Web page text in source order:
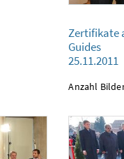
25.11.2011
Zertifikate
Guides
25.11.2011
Anzahl